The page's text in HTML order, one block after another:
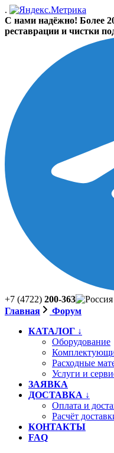
.
С нами надёжно! Более
реставрации и чистки
+7 (4722) 200-363
Главная
Форум
КАТАЛОГ ↓
Оборудование
Расходные
Услуги и
ЗАЯВКА
ДОСТАВКА ↓
Оплата и
Расчёт
КОНТАКТЫ
FAQ